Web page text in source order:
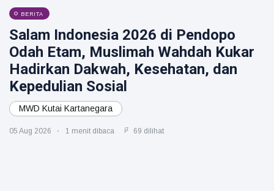
BERITA
Salam Indonesia 2026 di Pendopo
Odah Etam, Muslimah Wahdah Kukar
Hadirkan Dakwah, Kesehatan, dan
Kepedulian Sosial
MWD Kutai Kartanegara
05 Aug 2026 1 menit dibaca 69 dilihat